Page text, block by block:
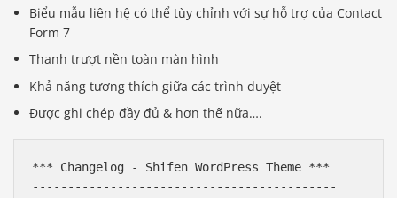
Biểu mẫu liên hệ có thể tùy chỉnh với sự hỗ trợ của Contact
Form 7
Thanh trượt nền toàn màn hình
Khả năng tương thích giữa các trình duyệt
Được ghi chép đầy đủ & hơn thế nữa….
*** Changelog - Shifen WordPress Theme ***
-------------------------------------------